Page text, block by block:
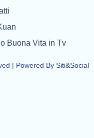
Buona Vita in Tv
| Powered By Siti&Social